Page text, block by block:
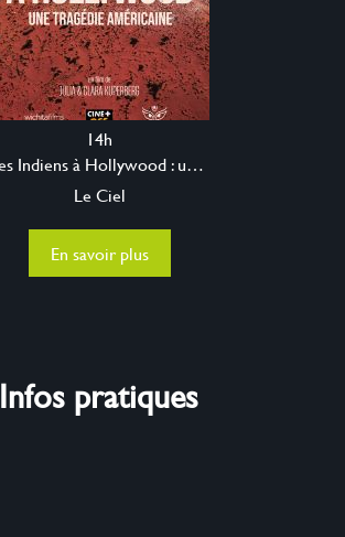
14h
Les Indiens à Hollywood : une tragédie américaine
Le Ciel
En savoir plus
Infos pratiques